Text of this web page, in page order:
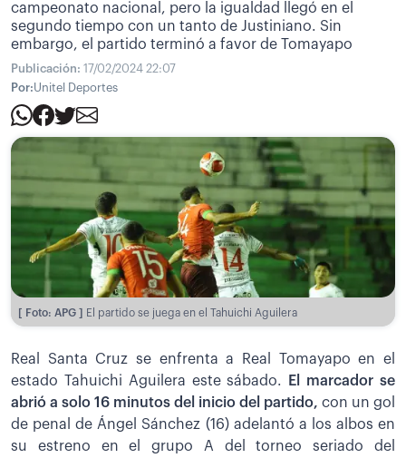
campeonato nacional, pero la igualdad llegó en el
segundo tiempo con un tanto de Justiniano. Sin
embargo, el partido terminó a favor de Tomayapo
Publicación: 17/02/2024 22:07
Por:Unitel Deportes
[ Foto: APG ] El partido se juega en el Tahuichi Aguilera
Real Santa Cruz se enfrenta a Real Tomayapo en el
estado Tahuichi Aguilera este sábado.
E l marcador se
abrió a solo 16 minutos del inicio del partido, con un gol
de penal de Ángel Sánchez (16) adelantó a los albos en
su estreno en el grupo A del torneo seriado del